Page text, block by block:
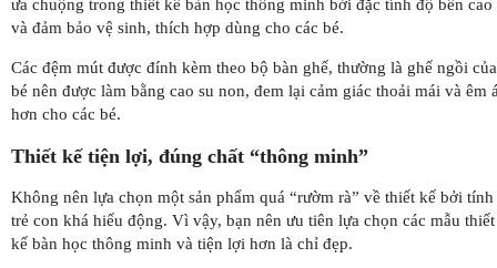
ưa chuộng trong thiết kế bàn học thông minh bởi đặc tính độ bền cao
và đảm bảo vệ sinh, thích hợp dùng cho các bé.
Các đệm mút được đính kèm theo bộ bàn ghế, thường là ghế ngồi của
bé nên được làm bằng cao su non, đem lại cảm giác thoải mái và êm
hơn cho các bé.
Thiết kế tiện lợi, đúng chất “thông minh”
Không nên lựa chọn một sản phẩm quá “rườm rà” về thiết kế bởi tính
trẻ con khá hiếu động. Vì vậy, bạn nên ưu tiên lựa chọn các mẫu thiết
kế bàn học thông minh và tiện lợi hơn là chỉ đẹp.